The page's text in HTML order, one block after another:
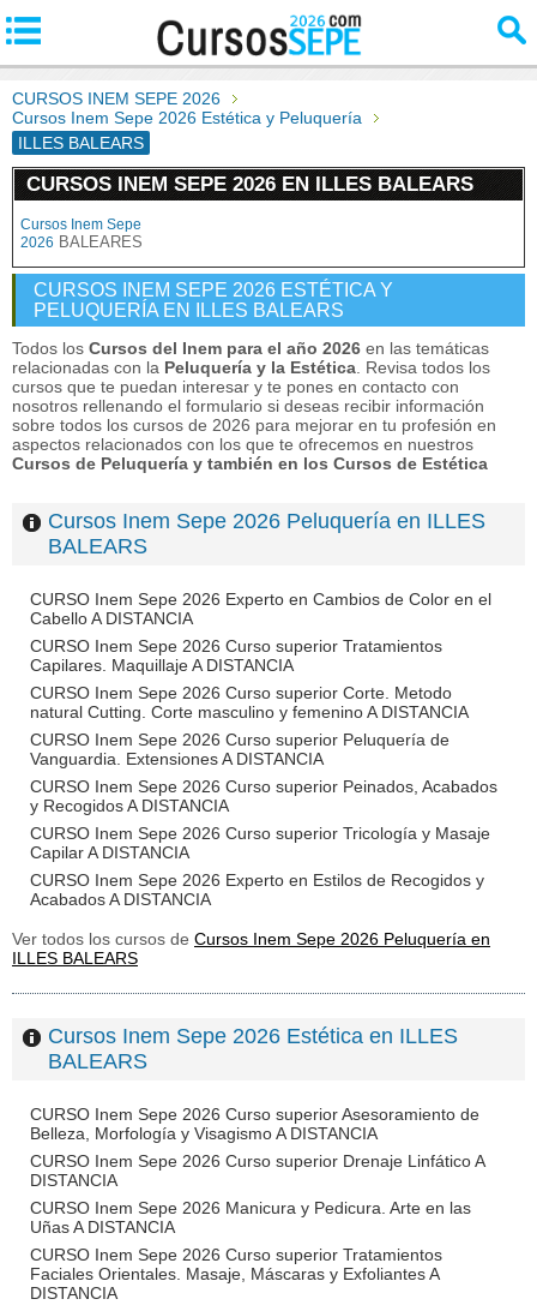
CURSOS INEM SEPE 2026
Cursos Inem Sepe 2026 Estética y Peluquería
ILLES BALEARS
CURSOS INEM SEPE 2026 EN ILLES BALEARS
Cursos Inem Sepe
2026 BALEARES
CURSOS INEM SEPE 2026 ESTÉTICA Y
PELUQUERÍA EN ILLES BALEARS
Todos los Cursos del Inem para el año 2026 en las temáticas
relacionadas con la Peluquería y la Estética . Revisa todos los
cursos que te puedan interesar y te pones en contacto con
nosotros rellenando el formulario si deseas recibir información
sobre todos los cursos de 2026 para mejorar en tu profesión en
aspectos relacionados con los que te ofrecemos en nuestros
Cursos de Peluquería y también en los Cursos de Estética
Cursos Inem Sepe 2026 Peluquería en ILLES
BALEARS
CURSO Inem Sepe 2026 Experto en Cambios de Color en el
Cabello A DISTANCIA
CURSO Inem Sepe 2026 Curso superior Tratamientos
Capilares. Maquillaje A DISTANCIA
CURSO Inem Sepe 2026 Curso superior Corte. Metodo
natural Cutting. Corte masculino y femenino A DISTANCIA
CURSO Inem Sepe 2026 Curso superior Peluquería de
Vanguardia. Extensiones A DISTANCIA
CURSO Inem Sepe 2026 Curso superior Peinados, Acabados
y Recogidos A DISTANCIA
CURSO Inem Sepe 2026 Curso superior Tricología y Masaje
Capilar A DISTANCIA
CURSO Inem Sepe 2026 Experto en Estilos de Recogidos y
Acabados A DISTANCIA
Ver todos los cursos de Cursos Inem Sepe 2026 Peluquería en
ILLES BALEARS
Cursos Inem Sepe 2026 Estética en ILLES
BALEARS
CURSO Inem Sepe 2026 Curso superior Asesoramiento de
Belleza, Morfología y Visagismo A DISTANCIA
CURSO Inem Sepe 2026 Curso superior Drenaje Linfático A
DISTANCIA
CURSO Inem Sepe 2026 Manicura y Pedicura. Arte en las
Uñas A DISTANCIA
CURSO Inem Sepe 2026 Curso superior Tratamientos
Faciales Orientales. Masaje, Máscaras y Exfoliantes A
DISTANCIA